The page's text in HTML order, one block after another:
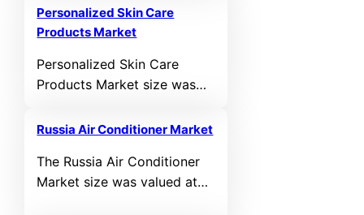
12266.18 million by 2032, at
a CAGR of 4.3% during the
Personalized Skin Care
Products Market
Personalized Skin Care
Products Market size was
in 2024 and is anticipated to
by 2032, at a CAGR of
7.89% during the forecast
Russia Air Conditioner Market
The Russia Air Conditioner
Market size was valued at